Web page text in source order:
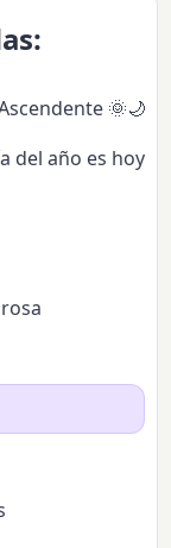
🌞🌙✨
del año es hoy?